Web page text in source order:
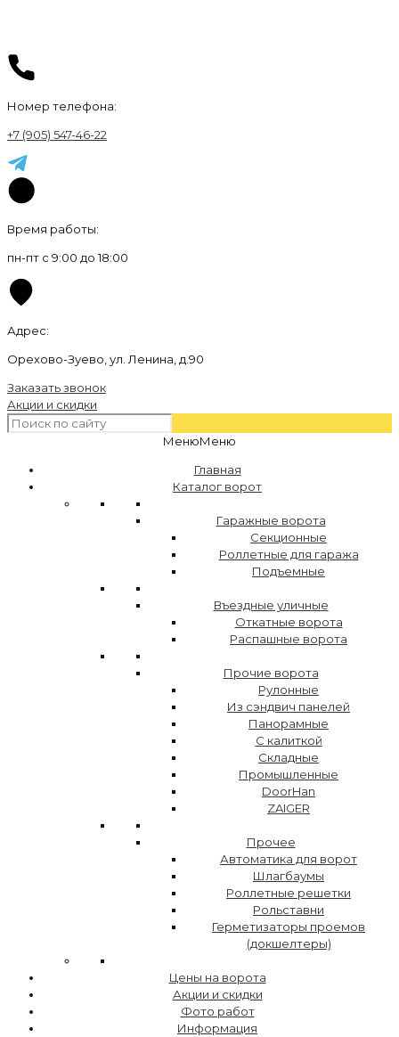
Номер телефона:
+7 (905) 547-46-22
Время работы:
пн-пт с 9:00 до 18:00
Адрес:
Орехово-Зуево, ул. Ленина, д.90
Заказать звонок
Акции и скидки
МенюМеню
Главная
Каталог ворот
Гаражные ворота
Секционные
Роллетные для гаража
Подъемные
Въездные уличные
Откатные ворота
Распашные ворота
Прочие ворота
Рулонные
Из сэндвич панелей
Панорамные
С калиткой
Складные
Промышленные
DoorHan
ZAIGER
Прочее
Автоматика для ворот
Шлагбаумы
Роллетные решетки
Рольставни
Герметизаторы проемов
(докшелтеры)
Цены на ворота
Акции и скидки
Фото работ
Информация